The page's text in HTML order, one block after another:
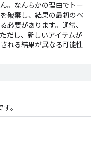
。なんらかの理由でトー
破棄し、結果の最初のペ
必要があります。通常、
だし、新しいアイテムが
れる結果が異なる可能性
す。